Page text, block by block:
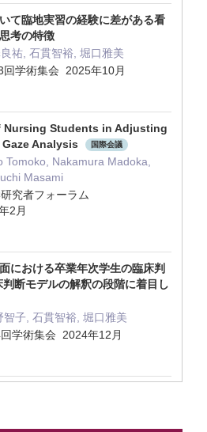
て臨地実習の経験に差がある看
考の特徴
祐, 石貫智裕, 堀口雅美
回学術集会 2025年10月
Students in Adjusting
Analysis
国際会議
Tomoko, Nakamura Madoka,
Masami
究者フォーラム
2月
における卒業年次学生の臨床判
断モデルの解釈の段階に着目し
子, 石貫智裕, 堀口雅美
学術集会 2024年12月